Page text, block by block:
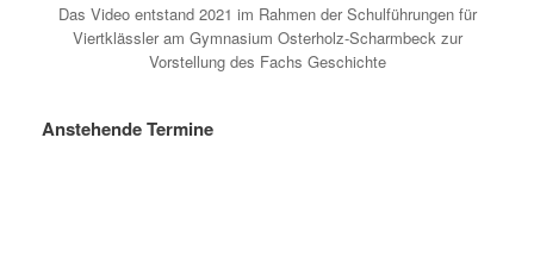
Das Video entstand 2021 im Rahmen der Schulführungen für
Viertklässler am Gymnasium Osterholz-Scharmbeck zur
Vorstellung des Fachs Geschichte
Anstehende Termine